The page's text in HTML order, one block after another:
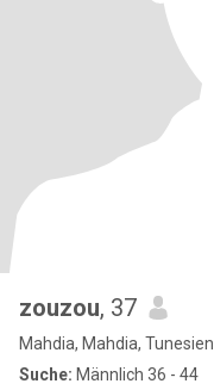
zouzou, 37
Mahdia, Mahdia, Tunesien
Suche: Männlich 36 - 44